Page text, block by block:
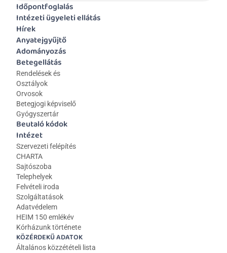
Időpontfoglalás
Intézeti ügyeleti ellátás
Hírek
Anyatejgyűjtő
Adományozás
Betegellátás
Rendelések és
Osztályok
Orvosok
Betegjogi képviselő
Gyógyszertár
Beutaló kódok
Intézet
Szervezeti felépítés
CHARTA
Sajtószoba
Telephelyek
Felvételi iroda
Szolgáltatások
Adatvédelem
HEIM 150 emlékév
Kórházunk története
KÖZÉRDEKŰ ADATOK
Általános közzétételi lista